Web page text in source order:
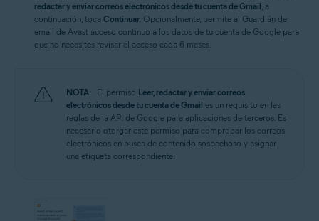
redactar y enviar correos electrónicos desde tu cuenta de Gmail; a
continuación, toca Continuar. Opcionalmente, permite al Guardián de
email de Avast acceso continuo a los datos de tu cuenta de Google para
que no necesites revisar el acceso cada 6 meses.
NOTA: El permiso Leer, redactar y enviar correos
electrónicos desde tu cuenta de Gmail es un requisito en las
reglas de la API de Google para aplicaciones de terceros. Es
necesario otorgar este permiso para comprobar los correos
electrónicos en busca de contenido sospechoso y asignar
una etiqueta correspondiente.